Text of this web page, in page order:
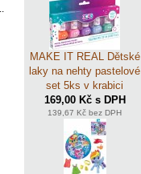
MAKE IT REAL Dětské
laky na nehty pastelové
set 5ks v krabici
169,00 Kč s DPH
139,67 Kč bez DPH